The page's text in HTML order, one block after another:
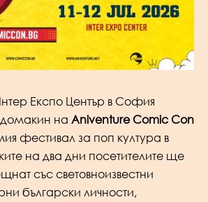
Експо Център в София
на Aniventure Comic Con
фестивал за поп култура в
на два дни посетителите ще
със световноизвестни
български личности,